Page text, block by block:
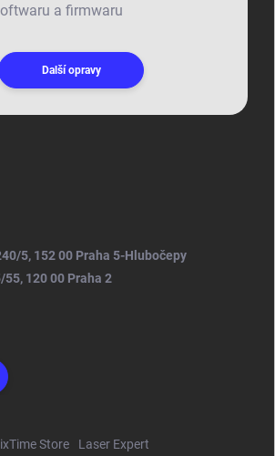
a firmwaru
Další opravy
5, 152 00 Praha 5-Hlubočepy
120 00 Praha 2
Store Laser Expert